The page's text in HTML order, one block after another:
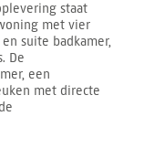
staat
met vier
suite badkamer,
De
een
met directe